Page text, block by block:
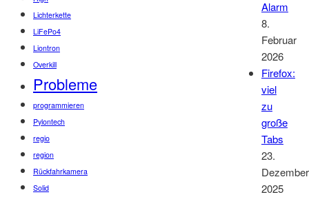
Alarm
8.
Februar
2026
Firefox:
viel
zu
große
Tabs
23.
Dezember
2025
Lichterkette
LiFePo4
Liontron
Overkill
Probleme
programmieren
Pylontech
regio
region
Rückfahrkamera
Solid